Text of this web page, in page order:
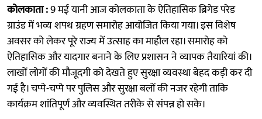
कोलकाता :9 मई यानी आज कोलकाता के ऐतिहासिक ब्रिगेड परेड
ग्राउंड में भव्य शपथ ग्रहण समारोह आयोजित किया गया। इस विशेष
अवसर को लेकर पूरे राज्य में उत्साह का माहौल रहा। समारोह को
ऐतिहासिक और यादगार बनाने के लिए प्रशासन ने व्यापक तैयारियां की।
लाखों लोगों की मौजूदगी को देखते हुए सुरक्षा व्यवस्था बेहद कड़ी कर दी
गई है। चप्पे-चप्पे पर पुलिस और सुरक्षा बलों की नजर रहेगी ताकि
कार्यक्रम शांतिपूर्ण और व्यवस्थित तरीके से संपन्न हो सके।